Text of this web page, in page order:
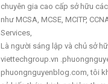
chuyên gia cao cấp sở hữu
như MCSA, MCSE, MCITP,
Services,
Là người sáng lập và chủ sở
viettechgroup.vn
phuongnguyenblog.com, tôi